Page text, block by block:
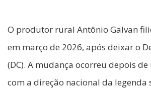
O produtor rural Antônio Galvan
em março de 2026, após deixar o
(DC). A mudança ocorreu depois
com a direção nacional da legenda